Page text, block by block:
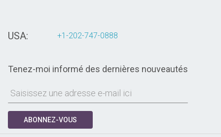
USA: +1-202-747-0888
Tenez-moi informé des dernières nouveautés
ABONNEZ-VOUS